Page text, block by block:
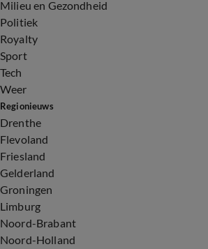
Milieu en Gezondheid
Politiek
Royalty
Sport
Tech
Weer
Regionieuws
Drenthe
Flevoland
Friesland
Gelderland
Groningen
Limburg
Noord-Brabant
Noord-Holland